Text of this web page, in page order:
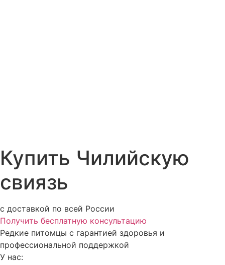
Купить Чилийскую
свиязь
с доставкой по всей России
Получить бесплатную консультацию
Редкие питомцы с гарантией здоровья и
профессиональной поддержкой
У нас: